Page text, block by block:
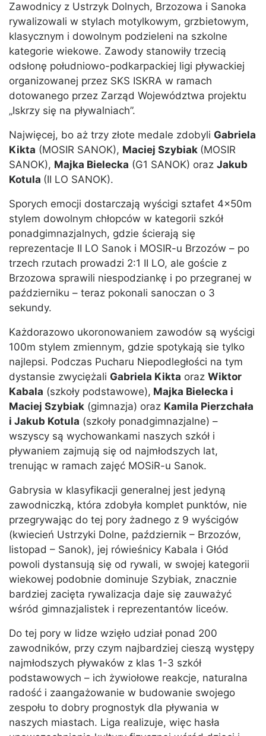
Zawodnicy z Ustrzyk Dolnych, Brzozowa i Sanoka
rywalizowali w stylach motylkowym, grzbietowym,
klasycznym i dowolnym podzieleni na szkolne
kategorie wiekowe. Zawody stanowiły trzecią
odsłonę południowo-podkarpackiej ligi pływackiej
organizowanej przez SKS ISKRA w ramach
dotowanego przez Zarząd Województwa projektu
„Iskrzy się na pływalniach”.
Najwięcej, bo aż trzy złote medale zdobyli Gabriela
Kikta (MOSIR SANOK), Maciej Szybiak (MOSIR
SANOK), Majka Bielecka (G1 SANOK) oraz Jakub
Kotula (II LO SANOK).
Sporych emocji dostarczają wyścigi sztafet 4x50m
stylem dowolnym chłopców w kategorii szkół
ponadgimnazjalnych, gdzie ścierają się
reprezentacje II LO Sanok i MOSIR-u Brzozów – po
trzech rzutach prowadzi 2:1 II LO, ale goście z
Brzozowa sprawili niespodziankę i po przegranej w
październiku – teraz pokonali sanoczan o 3
sekundy.
Każdorazowo ukoronowaniem zawodów są wyścigi
100m stylem zmiennym, gdzie spotykają sie tylko
najlepsi. Podczas Pucharu Niepodległości na tym
dystansie zwyciężali Gabriela Kikta oraz Wiktor
Kabala (szkoły podstawowe), Majka Bielecka i
Maciej Szybiak (gimnazja) oraz Kamila Pierzchała
i Jakub Kotula (szkoły ponadgimnazjalne) –
wszyscy są wychowankami naszych szkół i
pływaniem zajmują się od najmłodszych lat,
trenując w ramach zajęć MOSiR-u Sanok.
Gabrysia w klasyfikacji generalnej jest jedyną
zawodniczką, która zdobyła komplet punktów, nie
przegrywając do tej pory żadnego z 9 wyścigów
(kwiecień Ustrzyki Dolne, październik – Brzozów,
listopad – Sanok), jej rówieśnicy Kabala i Głód
powoli dystansują się od rywali, w swojej kategorii
wiekowej podobnie dominuje Szybiak, znacznie
bardziej zacięta rywalizacja daje się zauważyć
wśród gimnazjalistek i reprezentantów liceów.
Do tej pory w lidze wzięło udział ponad 200
zawodników, przy czym najbardziej cieszą występy
najmłodszych pływaków z klas 1-3 szkół
podstawowych – ich żywiołowe reakcje, naturalna
radość i zaangażowanie w budowanie swojego
zespołu to dobry prognostyk dla pływania w
naszych miastach. Liga realizuje, więc hasła